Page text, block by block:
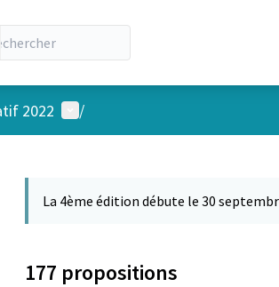
2022 Menu utilisateur
/
La 4ème édition débute le 30
177 propositions